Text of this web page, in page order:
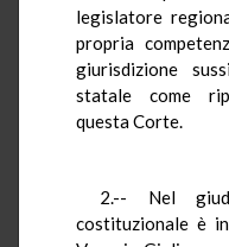
legislatore
propria
giurisdizione
statale come
questa Corte.
2.-- Nel
costituzionale è